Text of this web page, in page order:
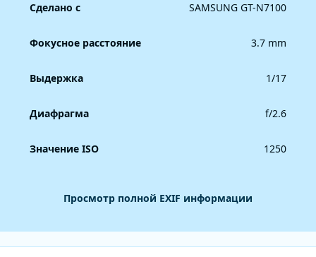
Сделано с SAMSUNG GT-N7100
Фокусное расстояние 3.7 mm
Выдержка 1/17
Диафрагма f/2.6
Значение ISO 1250
Просмотр полной EXIF информации